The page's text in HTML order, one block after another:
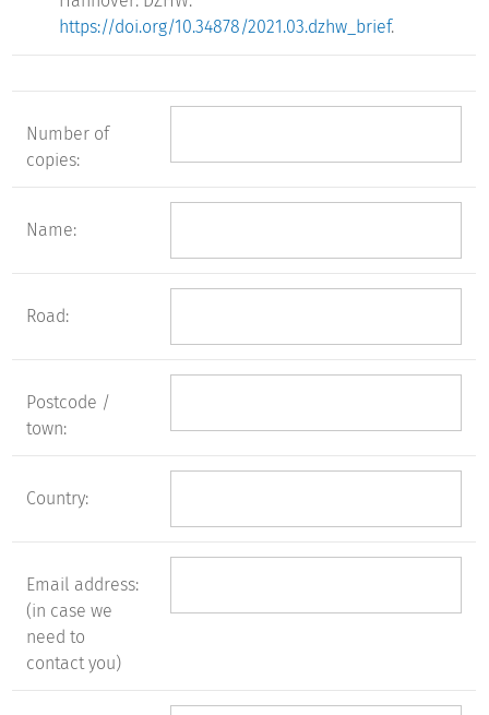
https://doi.org/10.34878/2021.03.dzhw_brief.
Number of
copies:
Name:
Road:
Postcode /
town:
Country:
Email address:
(in case we
need to
contact you)